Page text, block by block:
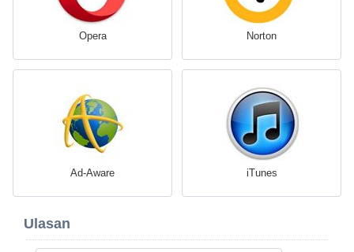
Opera Norton
Ad-Aware iTunes
Ulasan